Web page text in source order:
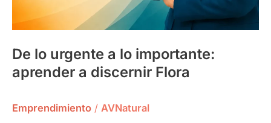
De lo urgente a lo importante:
aprender a discernir Flora
Emprendimiento / AVNatural